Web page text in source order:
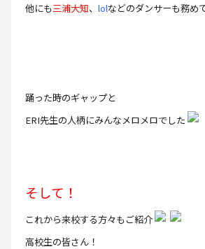
他にも三浦大知、lolなどのダンサーも務め
踊った時のギャップと
ERI先生の人柄にみんなメロメロでした
そして！
これから来校する方々もご紹介
高校生の皆さん！